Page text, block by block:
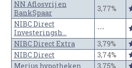
NN Aflosvrij en
BankSpaar
3,77%
NIBC Direct
Investeringsh...
---
NIBC Direct Extra
3,79%
NIBC Direct
3,74%
Merius hypotheken
3,75%